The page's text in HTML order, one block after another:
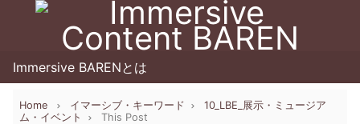
Immersive BARENとは
Home イマーシブ・キーワード
10_LBE_展示・ミュージア
ム・イベント
This Post